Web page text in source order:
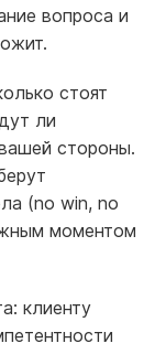
вопроса и
стоят
ли
стороны.
(no win, no
моментом
клиенту